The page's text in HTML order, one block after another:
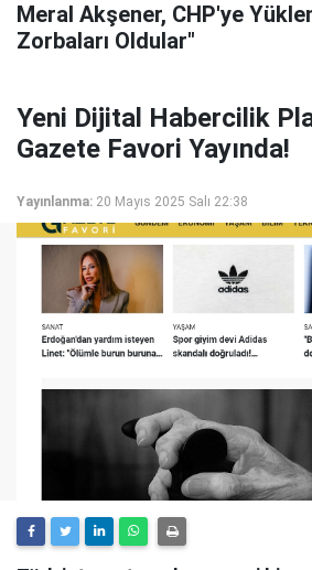
Meral Akşener, CHP'ye
Zorbaları Oldular"
Yeni Dijital Habercilik
Gazete Favori Yayında!
Yayınlanma: 20 Mayıs 2025 Salı 22:38